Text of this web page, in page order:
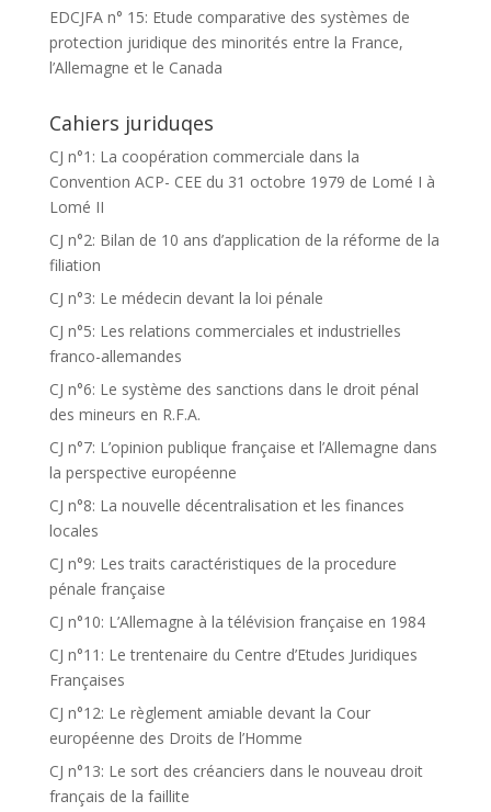
EDCJFA n° 15: Etude comparative des systèmes de
protection juridique des minorités entre la France,
l’Allemagne et le Canada
Cahiers juriduqes
CJ n°1: La coopération commerciale dans la
Convention ACP- CEE du 31 octobre 1979 de Lomé I à
Lomé II
CJ n°2: Bilan de 10 ans d’application de la réforme de la
filiation
CJ n°3: Le médecin devant la loi pénale
CJ n°5: Les relations commerciales et industrielles
franco-allemandes
CJ n°6: Le système des sanctions dans le droit pénal
des mineurs en R.F.A.
CJ n°7: L’opinion publique française et l’Allemagne dans
la perspective européenne
CJ n°8: La nouvelle décentralisation et les finances
locales
CJ n°9: Les traits caractéristiques de la procedure
pénale française
CJ n°10: L’Allemagne à la télévision française en 1984
CJ n°11: Le trentenaire du Centre d’Etudes Juridiques
Françaises
CJ n°12: Le règlement amiable devant la Cour
européenne des Droits de l’Homme
CJ n°13: Le sort des créanciers dans le nouveau droit
français de la faillite